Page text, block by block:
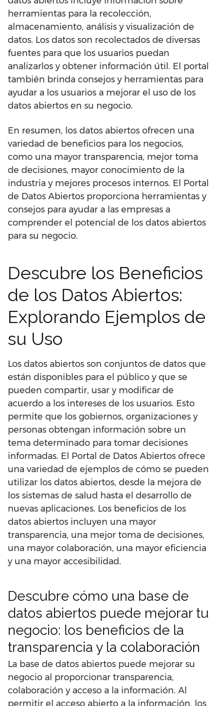
herramientas para la recolección,
almacenamiento, análisis y visualización de
datos. Los datos son recolectados de diversas
fuentes para que los usuarios puedan
analizarlos y obtener información útil. El portal
también brinda consejos y herramientas para
ayudar a los usuarios a mejorar el uso de los
datos abiertos en su negocio.
En resumen, los datos abiertos ofrecen una
variedad de beneficios para los negocios,
como una mayor transparencia, mejor toma
de decisiones, mayor conocimiento de la
industria y mejores procesos internos. El Portal
de Datos Abiertos proporciona herramientas y
consejos para ayudar a las empresas a
comprender el potencial de los datos abiertos
para su negocio.
Descubre los Beneficios
de los Datos Abiertos:
Explorando Ejemplos de
su Uso
Los datos abiertos son conjuntos de datos que
están disponibles para el público y que se
pueden compartir, usar y modificar de
acuerdo a los intereses de los usuarios. Esto
permite que los gobiernos, organizaciones y
personas obtengan información sobre un
tema determinado para tomar decisiones
informadas. El Portal de Datos Abiertos ofrece
una variedad de ejemplos de cómo se pueden
utilizar los datos abiertos, desde la mejora de
los sistemas de salud hasta el desarrollo de
nuevas aplicaciones. Los beneficios de los
datos abiertos incluyen una mayor
transparencia, una mejor toma de decisiones,
una mayor colaboración, una mayor eficiencia
y una mayor accesibilidad.
Descubre cómo una base de
datos abiertos puede mejorar tu
negocio: los beneficios de la
transparencia y la colaboración
La base de datos abiertos puede mejorar su
negocio al proporcionar transparencia,
colaboración y acceso a la información. Al
permitir el acceso abierto a la información, los